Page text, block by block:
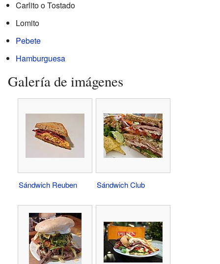
Carlito o Tostado
Lomito
Pebete
Hamburguesa
Galería de imágenes
Sándwich Reuben Sándwich Club